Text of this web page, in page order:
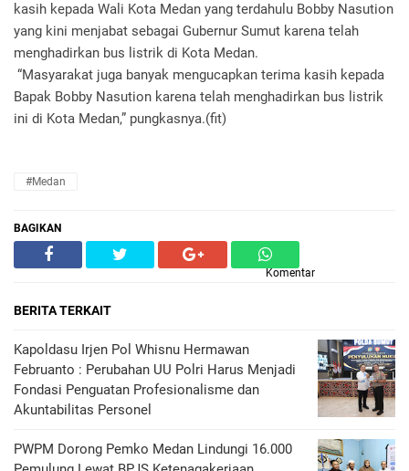
kasih kepada Wali Kota Medan yang terdahulu Bobby Nasution
yang kini menjabat sebagai Gubernur Sumut karena telah
menghadirkan bus listrik di Kota Medan.
“Masyarakat juga banyak mengucapkan terima kasih kepada
Bapak Bobby Nasution karena telah menghadirkan bus listrik
ini di Kota Medan,” pungkasnya.(fit)
#Medan
BAGIKAN
Komentar
BERITA TERKAIT
Kapoldasu Irjen Pol Whisnu Hermawan
Februanto : Perubahan UU Polri Harus Menjadi
Fondasi Penguatan Profesionalisme dan
Akuntabilitas Personel
PWPM Dorong Pemko Medan Lindungi 16.000